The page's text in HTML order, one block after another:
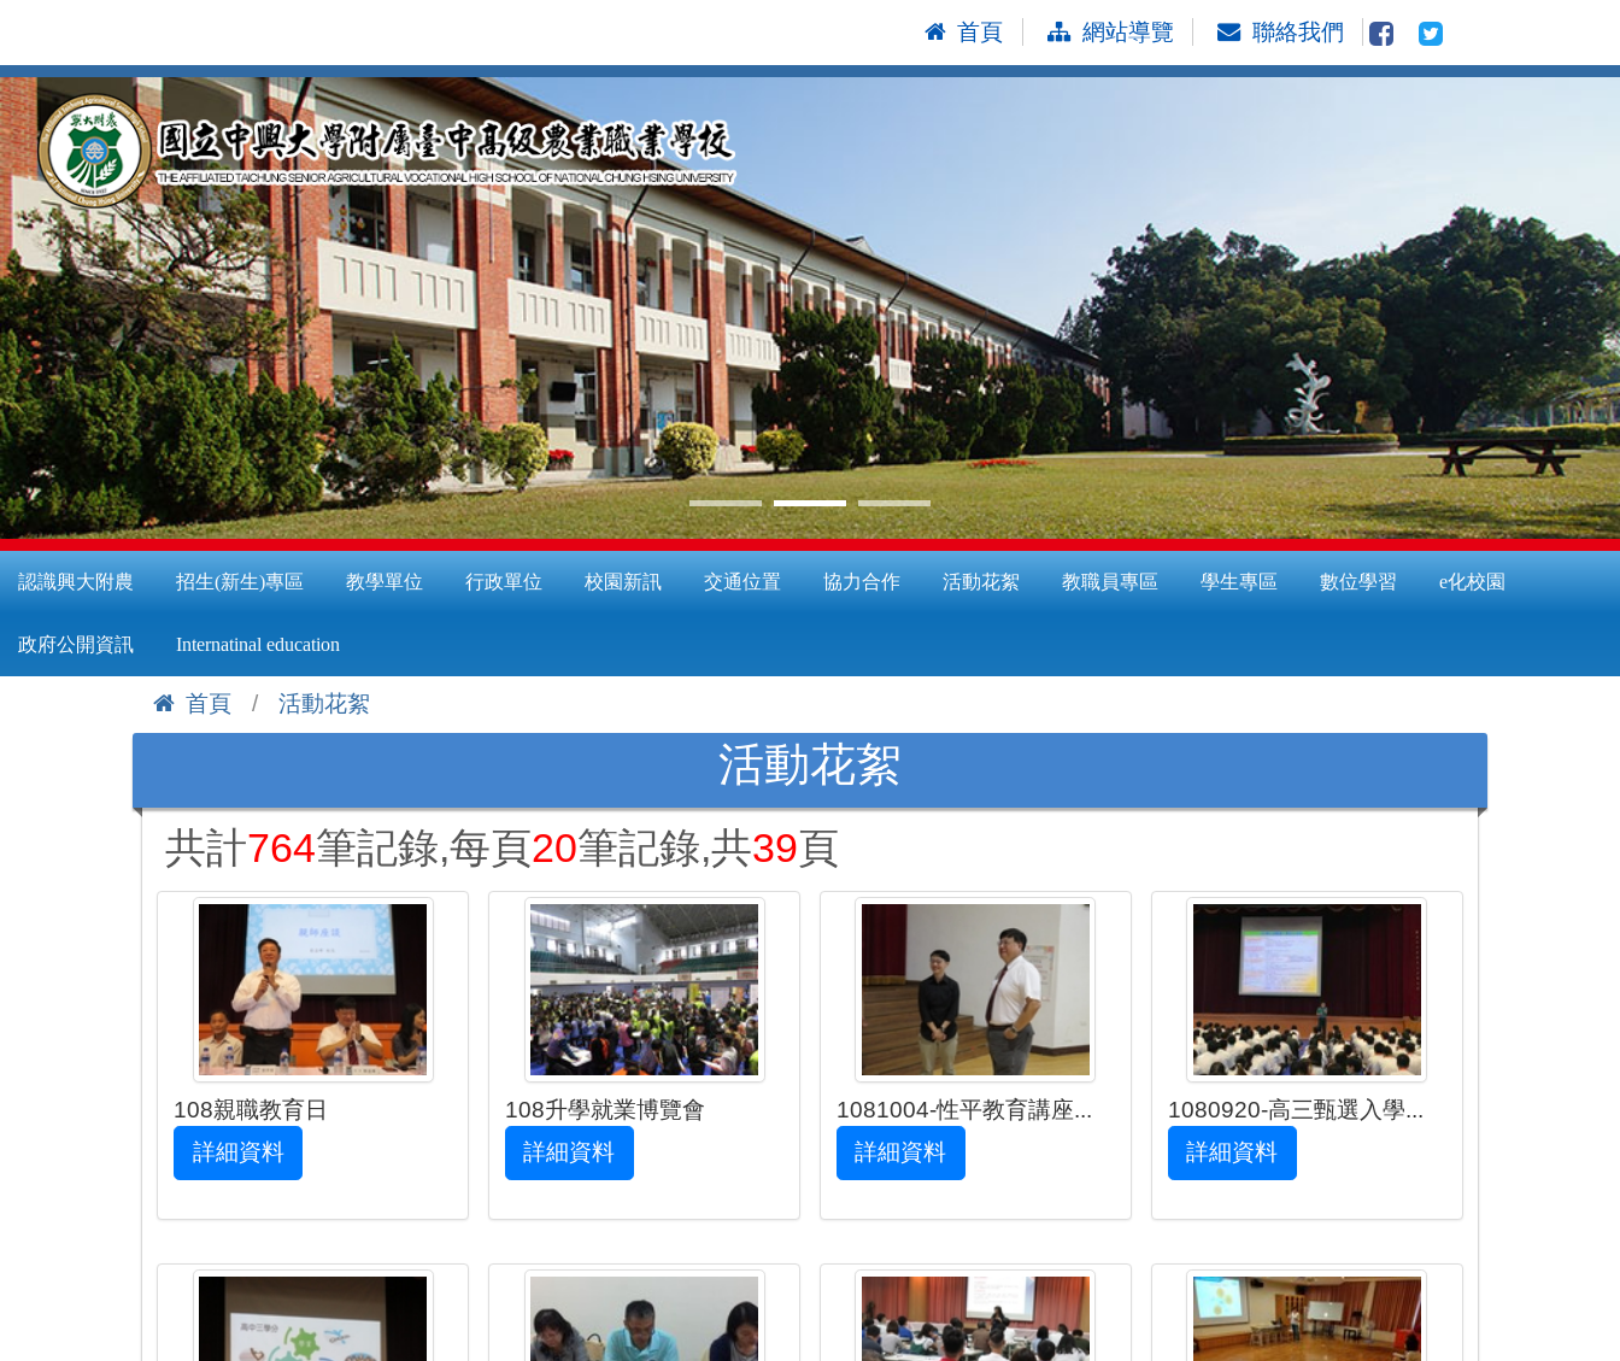
到
主
要
內
容
區
首頁 網站導覽 聯絡我們
認識興大附農 招生(新生)專區 教學單位 行政單位 校園新訊 交通位置 協力合作 活動花絮 教職員專區 學生專區 數位學習 e化校園
政府公開資訊 Internatinal education
首頁
活動花絮
活動花絮
共計764筆記錄,每頁20筆記錄,共39頁
108親職教育日
詳細資料
108升學就業博覽會
詳細資料
1081004-性平教育講座...
詳細資料
1080920-高三甄選入學...
詳細資料